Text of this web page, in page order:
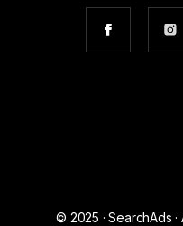
© 2025 · SearchAds